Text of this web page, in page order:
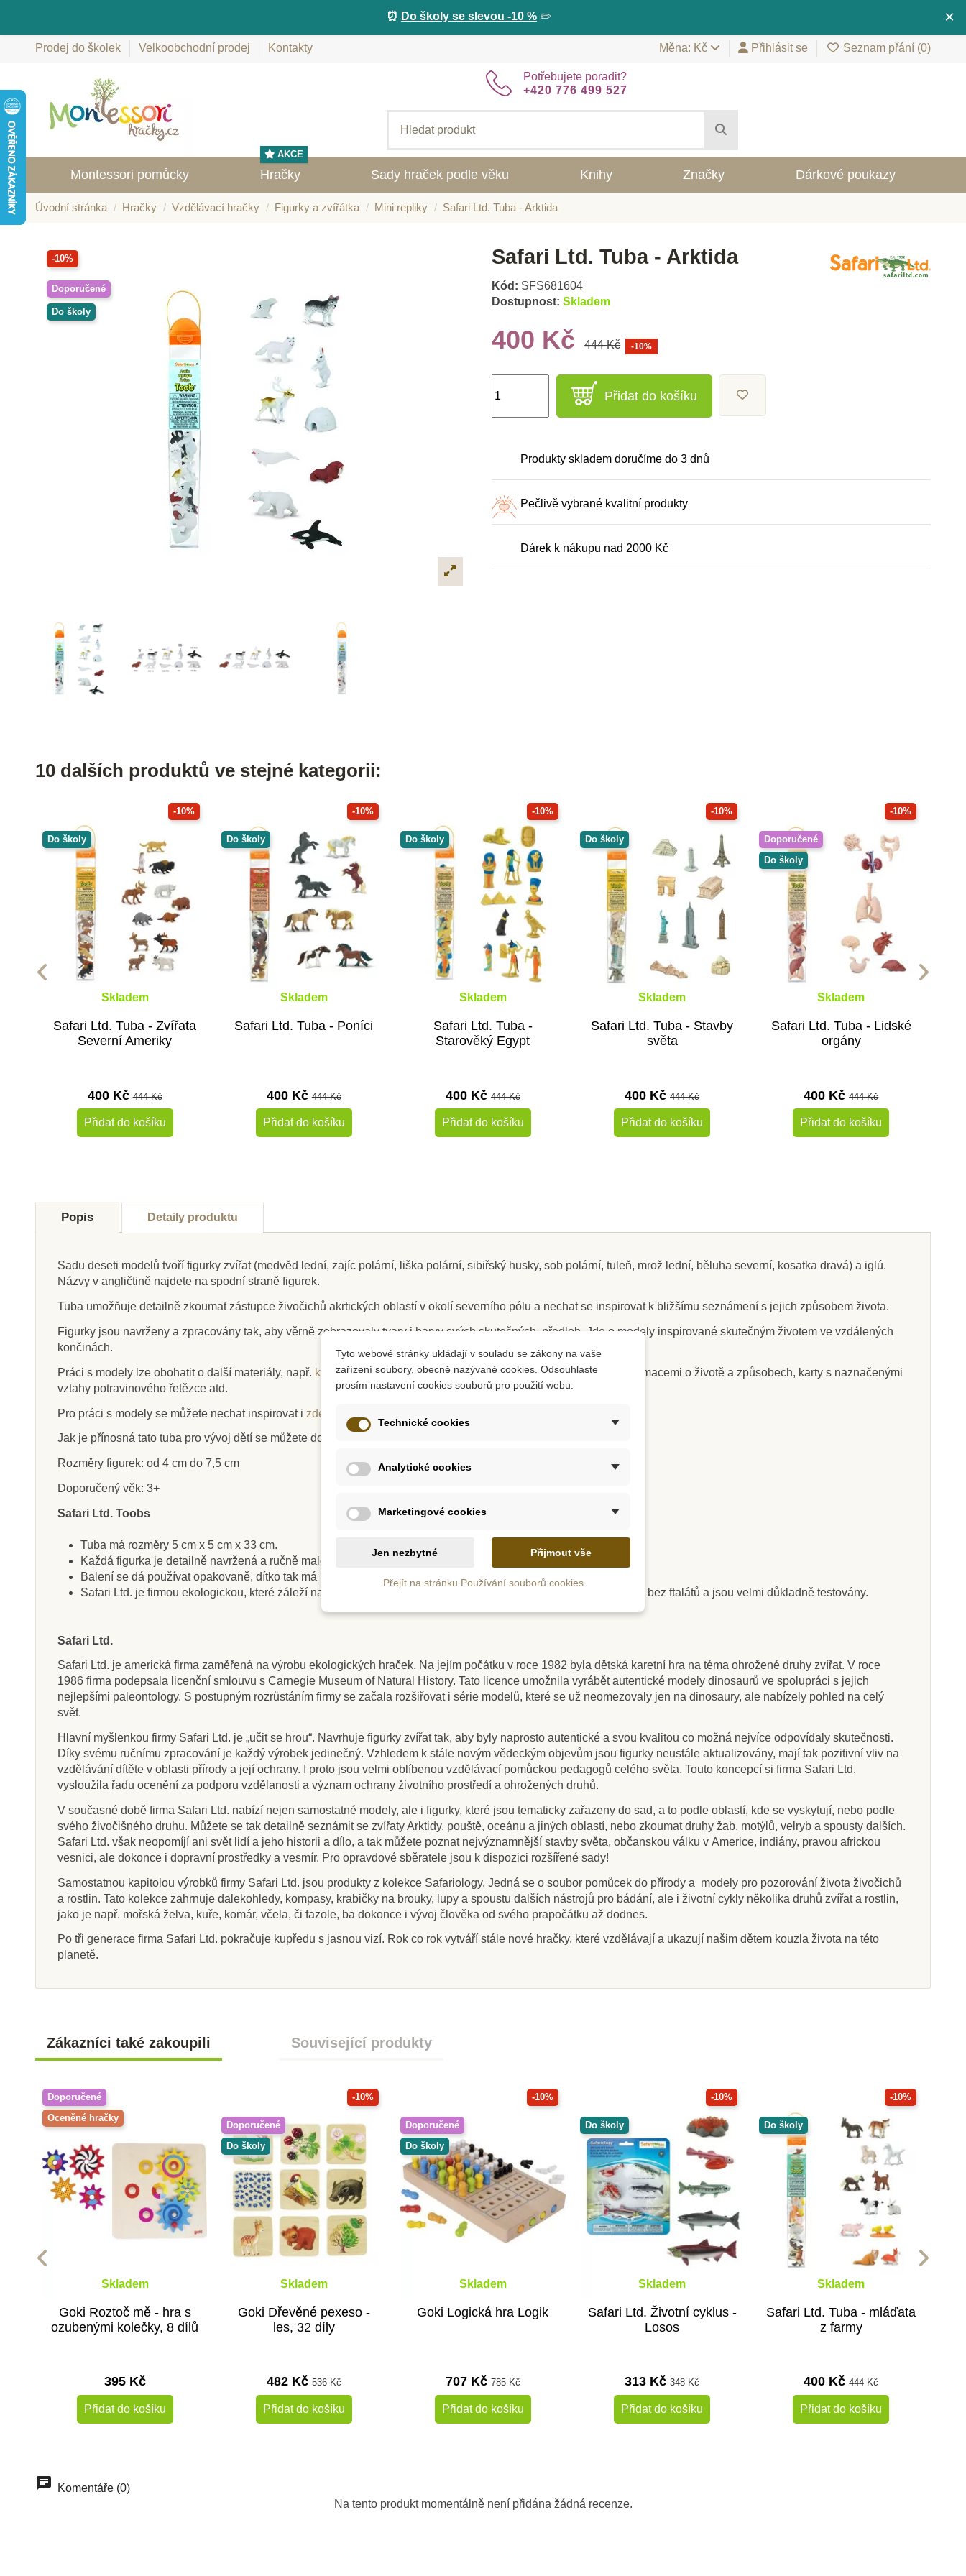
×
⏰ Do školy se slevou -10 % ✏️
Prodej do školek Velkoobchodní prodej Kontakty Měna: Kč Přihlásit se Seznam přání (0)
Potřebujete poradit?
+420 776 499 527
Montessori pomůcky Hračky
AKCE
Sady hraček podle věku Knihy Značky Dárkové poukazy
Úvodní stránka Hračky Vzdělávací hračky Figurky a zvířátka Mini repliky Safari Ltd. Tuba - Arktida
-10%
Doporučené
Do školy
Safari Ltd. Tuba - Arktida
Kód: SFS681604
Dostupnost: Skladem
400 Kč 444 Kč -10%
Přidat do košíku
Produkty skladem doručíme do 3 dnů
Pečlivě vybrané kvalitní produkty
Dárek k nákupu nad 2000 Kč
10 dalších produktů ve stejné kategorii:
-10%
Do školy
Skladem
Safari Ltd. Tuba - Zvířata
Severní Ameriky
400 Kč444 Kč
Přidat do košíku
-10%
Do školy
Skladem
Safari Ltd. Tuba - Poníci
400 Kč444 Kč
Přidat do košíku
-10%
Do školy
Skladem
Safari Ltd. Tuba -
Starověký Egypt
400 Kč 444 Kč
Přidat do košíku
-10%
Do školy
Skladem
Safari Ltd. Tuba - Stavby
světa
400 Kč444 Kč
Přidat do košíku
-10%
Doporučené
Do školy
Skladem
Safari Ltd. Tuba - Lidské
orgány
400 Kč444 Kč
Přidat do košíku
Doporučené
Do školy
Safari Ltd. Životní cyklus -
313 Kč 348 Kč
Přidat do košíku
Do školy
Safari Ltd. Potápěč -
Skladem
Safari Ltd. Tuba -
Popis Detaily produktu
Sadu deseti modelů tvoří figurky zvířat (medvěd lední, zajíc polární, liška polární, sibiřský husky, sob polární, tuleň, mrož lední, běluha severní, kosatka dravá) a iglú.
Názvy v angličtině najdete na spodní straně figurek.
Tuba umožňuje detailně zkoumat zástupce živočichů akrtických oblastí v okolí severního pólu a nechat se inspirovat k bližšímu seznámení s jejich způsobem života.
Figurky jsou navrženy a zpracovány tak, aby věrně zobrazovaly tvary i barvy svých skutečných předloh. Jde o modely inspirované skutečným životem ve vzdálených
končinách.
Práci s modely lze obohatit o další materiály, např. karty s obrázky,karty s obrázky i názvy, karty se základními informacemi o životě a způsobech, karty s naznačenými
vztahy potravinového řetězce atd.
Pro práci s modely se můžete nechat inspirovat i zde
Jak je přínosná tato tuba pro vývoj dětí se můžete dočíst přímo na
Rozměry figurek: od 4 cm do 7,5 cm
Doporučený věk: 3+
Safari Ltd. Toobs
Tuba má rozměry 5 cm x 5 cm x 33 cm.
Každá figurka je detailně navržená a ručně malovaná.
Balení se dá používat opakovaně, dítko tak má perfektní krabičku, do které může repliky opět uklidit.
Safari Ltd. je firmou ekologickou, které záleží na bezpečí našich dětí a planety. Také proto jsou všechny výrobky bez ftalátů a jsou velmi důkladně testovány.
Safari Ltd.
Safari Ltd. je americká firma zaměřená na výrobu ekologických hraček. Na jejím počátku v roce 1982 byla dětská karetní hra na téma ohrožené druhy zvířat. V roce
1986 firma podepsala licenční smlouvu s Carnegie Museum of Natural History. Tato licence umožnila vyrábět autentické modely dinosaurů ve spolupráci s jejich
nejlepšími paleontology. S postupným rozrůstáním firmy se začala rozšiřovat i série modelů, které se už neomezovaly jen na dinosaury, ale nabízely pohled na celý
svět.
Hlavní myšlenkou firmy Safari Ltd. je „učit se hrou“. Navrhuje figurky zvířat tak, aby byly naprosto autentické a svou kvalitou co možná nejvíce odpovídaly skutečnosti.
Díky svému ručnímu zpracování je každý výrobek jedinečný. Vzhledem k stále novým vědeckým objevům jsou figurky neustále aktualizovány, mají tak pozitivní vliv na
vzdělávání dítěte v oblasti přírody a její ochrany. I proto jsou velmi oblíbenou vzdělávací pomůckou pedagogů celého světa. Touto koncepcí si firma Safari Ltd.
vysloužila řadu ocenění za podporu vzdělanosti a význam ochrany životního prostředí a ohrožených druhů.
V současné době firma Safari Ltd. nabízí nejen samostatné modely, ale i figurky, které jsou tematicky zařazeny do sad, a to podle oblastí, kde se vyskytují, nebo podle
svého živočišného druhu. Můžete se tak detailně seznámit se zvířaty Arktidy, pouště, oceánu a jiných oblastí, nebo zkoumat druhy žab, motýlů, velryb a spousty dalších.
Safari Ltd. však neopomíjí ani svět lidí a jeho historii a dílo, a tak můžete poznat nejvýznamnější stavby světa, občanskou válku v Americe, indiány, pravou africkou
vesnici, ale dokonce i dopravní prostředky a vesmír. Pro opravdové sběratele jsou k dispozici rozšířené sady!
Samostatnou kapitolou výrobků firmy Safari Ltd. jsou produkty z kolekce Safariology. Jedná se o soubor pomůcek do přírody a modely pro pozorování života živočichů
a rostlin. Tato kolekce zahrnuje dalekohledy, kompasy, krabičky na brouky, lupy a spoustu dalších nástrojů pro bádání, ale i životní cykly několika druhů zvířat a rostlin,
jako je např. mořská želva, kuře, komár, včela, či fazole, ba dokonce i vývoj člověka od svého prapočátku až dodnes.
Po tři generace firma Safari Ltd. pokračuje kupředu s jasnou vizí. Rok co rok vytváří stále nové hračky, které vzdělávají a ukazují našim dětem kouzla života na této
planetě.
Zákazníci také zakoupili Související produkty
Doporučené
Oceněné hračky
Skladem
Goki Roztoč mě - hra s
ozubenými kolečky, 8 dílů
395 Kč
Přidat do košíku
-10%
Doporučené
Do školy
Skladem
Goki Dřevěné pexeso -
les, 32 díly
482 Kč536 Kč
Přidat do košíku
-10%
Doporučené
Do školy
Skladem
Goki Logická hra Logik
707 Kč 785 Kč
Přidat do košíku
-10%
Do školy
Skladem
Safari Ltd. Životní cyklus -
Losos
313 Kč348 Kč
Přidat do košíku
-10%
Do školy
Skladem
Safari Ltd. Tuba - mláďata
z farmy
400 Kč444 Kč
Přidat do košíku
Do školy
Komentáře (0)
Na tento produkt momentálně není přidána žádná recenze.
Tyto webové stránky ukládají v souladu se zákony na vaše
zařízení soubory, obecně nazývané cookies. Odsouhlaste
prosím nastavení cookies souborů pro použití webu.
Technické cookies
Analytické cookies
Marketingové cookies
Jen nezbytné Přijmout vše
Přejít na stránku Používání souborů cookies